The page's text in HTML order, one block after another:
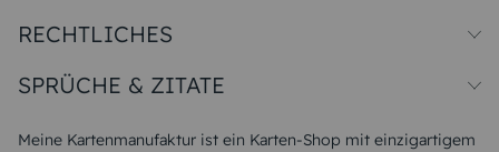
Meine Kartenmanufaktur ist ein Karten-Shop mit einzigartigem
Papiersorten
Unsere Produktion
Magazin
FAQ
RECHTLICHES
Widerrufsbelehrung
SPRÜCHE & ZITATE
Liebeskummer Sprüche